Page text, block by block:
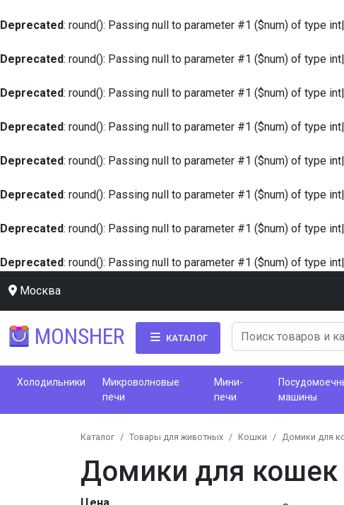
Deprecated: round(): Passing null to parameter #1 ($num) of type
Deprecated: round(): Passing null to parameter #1 ($num) of type
Deprecated: round(): Passing null to parameter #1 ($num) of type
Deprecated: round(): Passing null to parameter #1 ($num) of type
Deprecated: round(): Passing null to parameter #1 ($num) of type
Deprecated: round(): Passing null to parameter #1 ($num) of type
Deprecated: round(): Passing null to parameter #1 ($num) of type
Deprecated: round(): Passing null to parameter #1 ($num) of type
Москва
MONSHER КАТАЛОГ
Холодильники
Микроволновые
печи
Мини-
печи
машины
Каталог Товары для животных Кошки Домики для
Домики для кошек